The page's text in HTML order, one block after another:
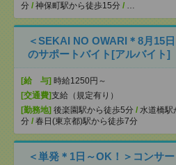
分 / 神保町駅から徒歩15分 / …
＜SEKAI NO OWARI＊8月15
のサポートバイト[アルバイト]
[給 与] 時給1250円～
[交通費]支給（規定有り）
[勤務地] 後楽園駅から徒歩5分 / 水道橋駅
分 / 春日(東京都)駅から徒歩7分
＜単発＊1日～OK！＞コンサ